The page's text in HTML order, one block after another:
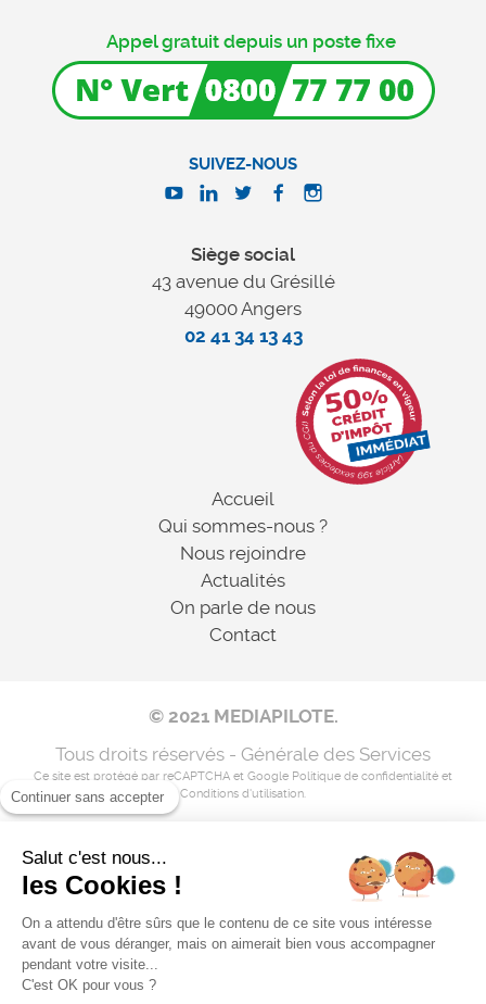
Siège social
43 avenue du Grésillé
49000 Angers
02 41 34 13 43
SUIVEZ-NOUS
Accueil
Qui sommes-nous ?
Nous rejoindre
Actualités
On parle de nous
Contact
Appel gratuit depuis un poste fixe
© 2021 MEDIAPILOTE.
Tous droits réservés - Générale des Services
Ce site est protégé par reCAPTCHA et Google Politique de confidentialité et
Conditions d'utilisation.
Flux RSS
Continuer sans accepter
Salut c'est nous...
les Cookies !
On a attendu d'être sûrs que le contenu de ce site vous intéresse
avant de vous déranger, mais on aimerait bien vous accompagner
pendant votre visite...
C'est OK pour vous ?